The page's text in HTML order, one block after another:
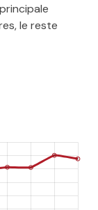
le reste